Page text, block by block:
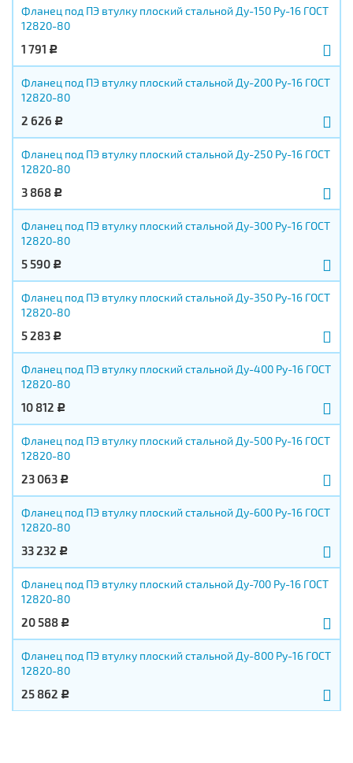
Фланец под ПЭ втулку плоский стальной Ду-150 Ру-16 ГОСТ
12820-80
1 791 Р
Фланец под ПЭ втулку плоский стальной Ду-200 Ру-16 ГОСТ
12820-80
2 626 Р
Фланец под ПЭ втулку плоский стальной Ду-250 Ру-16 ГОСТ
12820-80
3 868 Р
Фланец под ПЭ втулку плоский стальной Ду-300 Ру-16 ГОСТ
12820-80
5 590 Р
Фланец под ПЭ втулку плоский стальной Ду-350 Ру-16 ГОСТ
12820-80
5 283 Р
Фланец под ПЭ втулку плоский стальной Ду-400 Ру-16 ГОСТ
12820-80
10 812 Р
Фланец под ПЭ втулку плоский стальной Ду-500 Ру-16 ГОСТ
12820-80
23 063 Р
Фланец под ПЭ втулку плоский стальной Ду-600 Ру-16 ГОСТ
12820-80
33 232 Р
Фланец под ПЭ втулку плоский стальной Ду-700 Ру-16 ГОСТ
12820-80
20 588 Р
Фланец под ПЭ втулку плоский стальной Ду-800 Ру-16 ГОСТ
12820-80
25 862 Р